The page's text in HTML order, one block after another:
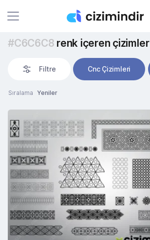
#C6C6C8 renk içeren çizimler
Filtre Cnc Çizimleri
Sıralama Yeniler